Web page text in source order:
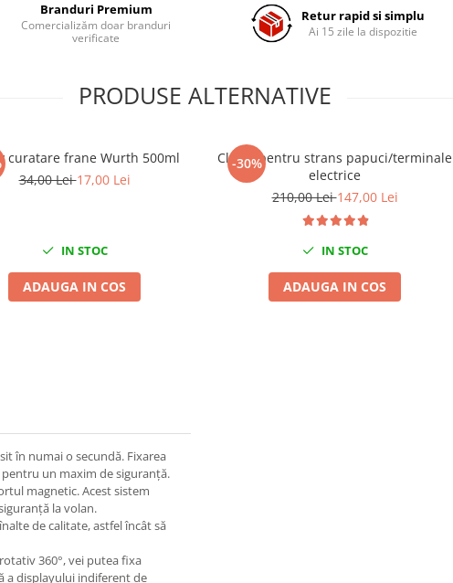
Branduri Premium
Comercializăm doar branduri
verificate
Retur rapid si simplu
Ai 15 zile la dispozitie
PRODUSE ALTERNATIVE
curatare frane Wurth 500ml
34,00 Lei17,00 Lei
IN STOC
ADAUGA IN COS
-30%
Cleste pentru strans papuci/terminale
electrice
210,00 Lei147,00 Lei
IN STOC
ADAUGA IN COS
în numai o secundă. Fixarea
un maxim de siguranță.
magnetic. Acest sistem
la volan.
de calitate, astfel încât să
360°, vei putea fixa
a displayului indiferent de